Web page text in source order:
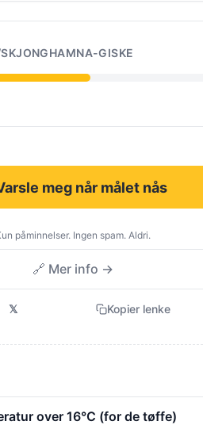
GISKE
meg når målet nås
påminnelser. Ingen spam. Aldri.
🔗 Mer info →
𝕏 Kopier lenke
over 16°C (for de tøffe)